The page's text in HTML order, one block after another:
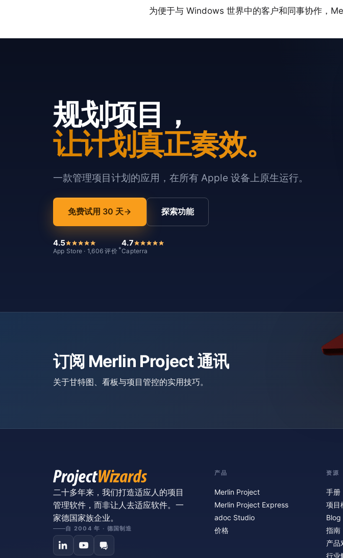
为便于与 Windows 世界中的客户和同事协作，
规划项目，
让计划真正奏效。
一款管理项目计划的应用，在所有 Apple 设备上原生运行。
免费试用 30 天 探索功能
4.5
App Store · 1,606 评价 *
4.7
Capterra
订阅 Merlin Project 通讯
关于甘特图、看板与项目管控的实用技巧。
二十多年来，我们打造适应人的项目
管理软件，而非让人去适应软件。一
家德国家族企业。
自 2004 年 · 德国制造
产品
Merlin Project
Merlin Project Express
adoc Studio
价格
资源
手册
项目
Blog
指南
产品
行业